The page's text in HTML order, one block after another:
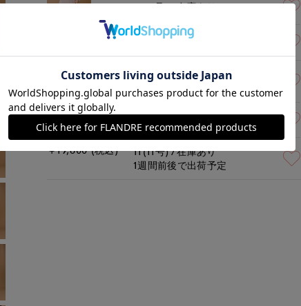
モデル身長:165cm 着用サイズ:09(M)
グレーベージュ
09(9号) 在庫あり
11(11号) 在庫あり
ネイビー
￥19,800 (税込)
07(7号)
在庫あり
1週間前後で出荷予定
11(11号)
在庫あり
1週間前後で出荷予定